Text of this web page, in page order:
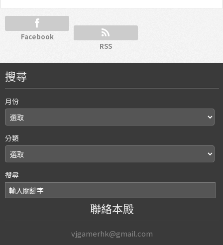
Facebook
RSS
搜尋
月份
分類
搜尋
聯絡本殿
vjgamerhk@gmail.com